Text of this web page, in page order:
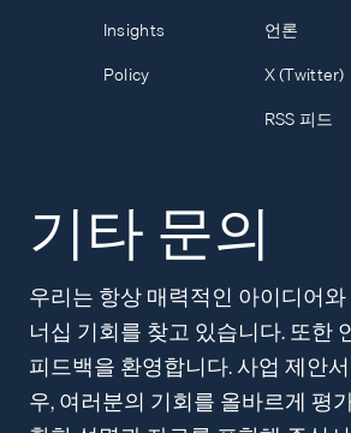
Insights
Policy
언론
X (Twitter)
RSS 피드
기타 문의
우리는 항상 매력적인 아이디어
너십 기회를 찾고 있습니다. 또한
피드백을 환영합니다. 사업 제안
우, 여러분의 기회를 올바르게 평